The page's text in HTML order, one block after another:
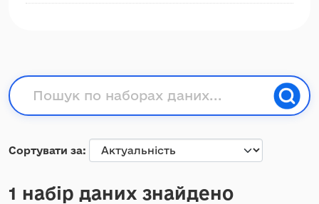
Сортувати за
1 набір даних знайдено